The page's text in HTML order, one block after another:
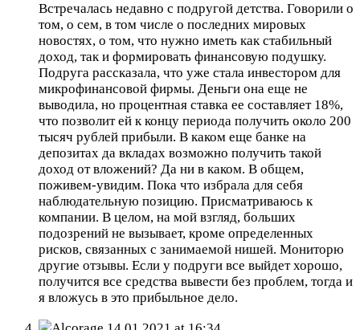
Встречалась недавно с подругой детства. Говорили о
том, о сем, в том числе о последних мировых
новостях, о том, что нужно иметь как стабильный
доход, так и формировать финансовую подушку.
Подруга рассказала, что уже стала инвестором для
микрофинансовой фирмы. Деньги она еще не
выводила, но процентная ставка ее составляет 18%,
что позволит ей к концу периода получить около 200
тысяч рублей прибыли. В каком еще банке на
депозитах да вкладах возможно получить такой
доход от вложений? Да ни в каком. В общем,
поживем-увидим. Пока что избрала для себя
наблюдательную позицию. Присматриваюсь к
компании. В целом, на мой взгляд, больших
подозрений не вызывает, кроме определенных
рисков, связанных с занимаемой нишей. Мониторю
другие отзывы. Если у подруги все выйдет хорошо,
получится все средства вывести без проблем, тогда и
я вложусь в это прибыльное дело.